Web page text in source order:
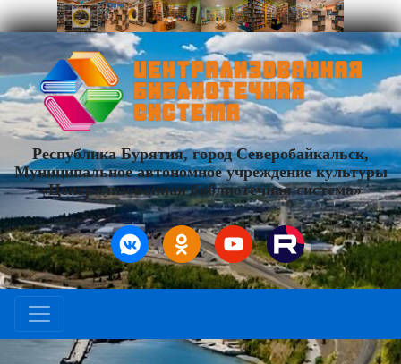
Республика Бурятия, город Северобайкальск,
Муниципальное автономное учреждение культуры
«Централизованная библиотечная система»